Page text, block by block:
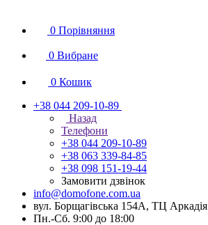
0 Порівняння
0 Вибране
0 Кошик
+38 044 209-10-89
Назад
Телефони
+38 044 209-10-89
+38 063 339-84-85
+38 098 151-19-44
Замовити дзвінок
info@domofone.com.ua
вул. Борщагівська 154А, ТЦ Аркадія
Пн.-Сб. 9:00 до 18:00